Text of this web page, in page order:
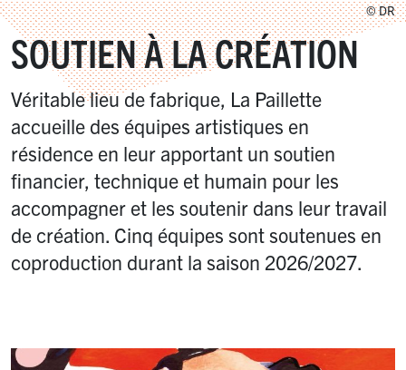
© DR
SOUTIEN À LA CRÉATION
Véritable lieu de fabrique, La Paillette
accueille des équipes artistiques en
résidence en leur apportant un soutien
financier, technique et humain pour les
accompagner et les soutenir dans leur travail
de création. Cinq équipes sont soutenues en
coproduction durant la saison 2026/2027.